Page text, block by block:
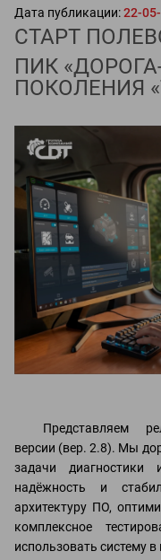
СТАРТ
ПИК
ПОКОЛЕНИЯ
Дата публикации:22-
Представляем
версии (вер. 2.8). Мы
задачи диагностики
надёжность и
архитектуру ПО,
комплексное
использовать систему